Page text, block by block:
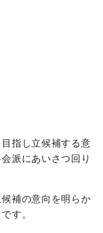
指し立候補する意
派にあいさつ回り
補の意向を明らか
す。